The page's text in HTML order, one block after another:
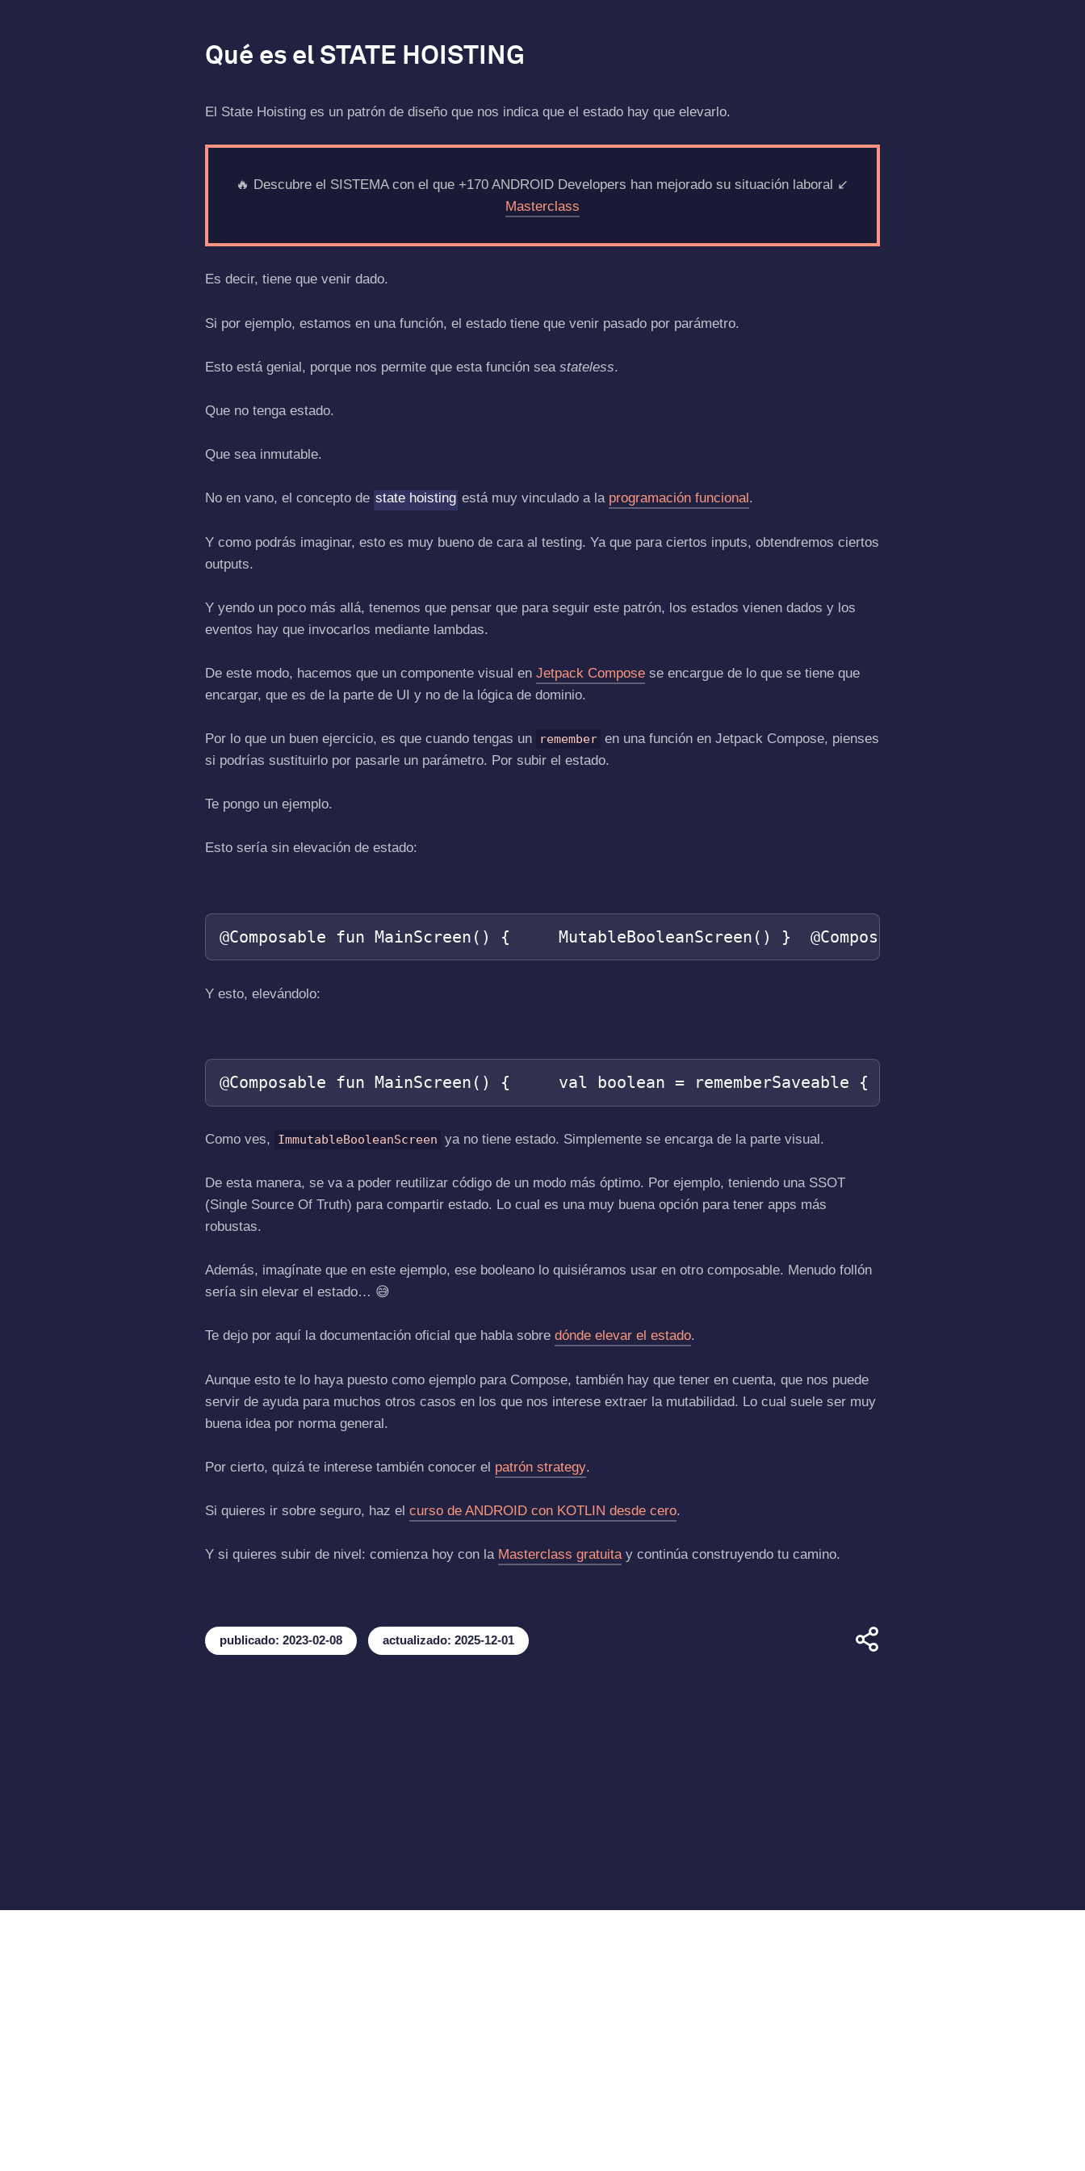
Qué es el STATE HOISTING
El State Hoisting es un patrón de diseño que nos indica que el estado hay que elevarlo.
🔥 Descubre el SISTEMA con el que +170 ANDROID Developers han mejorado su situación laboral ↙️
Masterclass
Es decir, tiene que venir dado.
Si por ejemplo, estamos en una función, el estado tiene que venir pasado por parámetro.
Esto está genial, porque nos permite que esta función sea stateless.
Que no tenga estado.
Que sea inmutable.
No en vano, el concepto de state hoisting está muy vinculado a la programación funcional .
Y como podrás imaginar, esto es muy bueno de cara al testing. Ya que para ciertos inputs, obtendremos ciertos
outputs.
Y yendo un poco más allá, tenemos que pensar que para seguir este patrón, los estados vienen dados y los
eventos hay que invocarlos mediante lambdas.
De este modo, hacemos que un componente visual en Jetpack Composese encargue de lo que se tiene que
encargar, que es de la parte de UI y no de la lógica de dominio.
Por lo que un buen ejercicio, es que cuando tengas un remember en una función en Jetpack Compose, pienses
si podrías sustituirlo por pasarle un parámetro. Por subir el estado.
Te pongo un ejemplo.
Esto sería sin elevación de estado:
@Composable fun MainScreen() {     MutableBooleanScreen() }  @Composable
Y esto, elevándolo:
@Composable fun MainScreen() {     val boolean = rememberSaveable {
Como ves, ImmutableBooleanScreen ya no tiene estado. Simplemente se encarga de la parte visual.
De esta manera, se va a poder reutilizar código de un modo más óptimo. Por ejemplo, teniendo una SSOT
(Single Source Of Truth) para compartir estado. Lo cual es una muy buena opción para tener apps más
robustas.
Además, imagínate que en este ejemplo, ese booleano lo quisiéramos usar en otro composable. Menudo follón
sería sin elevar el estado… 😅
Te dejo por aquí la documentación oficial que habla sobre dónde elevar el estado.
Aunque esto te lo haya puesto como ejemplo para Compose, también hay que tener en cuenta, que nos puede
servir de ayuda para muchos otros casos en los que nos interese extraer la mutabilidad. Lo cual suele ser muy
buena idea por norma general.
Por cierto, quizá te interese también conocer el patrón strategy.
Si quieres ir sobre seguro, haz el curso de ANDROID con KOTLIN desde cero.
Y si quieres subir de nivel: comienza hoy con la Masterclass gratuitay continúa construyendo tu camino.
publicado: 2023-02-08 actualizado: 2025-12-01